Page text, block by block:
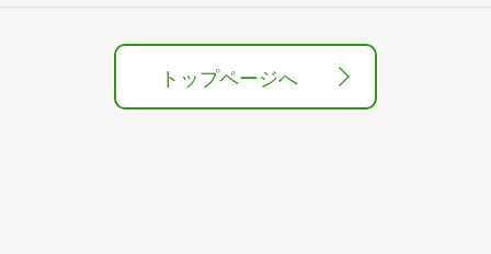
トップページへ